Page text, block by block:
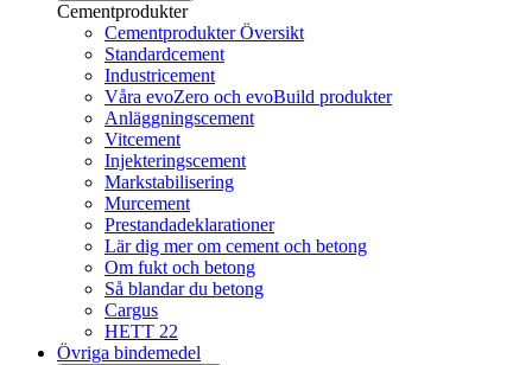
Cementprodukter
Cementprodukter Översikt
Standardcement
Industricement
Våra evoZero och evoBuild produkter
Anläggningscement
Vitcement
Injekteringscement
Markstabilisering
Murcement
Prestandadeklarationer
Lär dig mer om cement och betong
Om fukt och betong
Så blandar du betong
Cargus
HETT 22
Övriga bindemedel